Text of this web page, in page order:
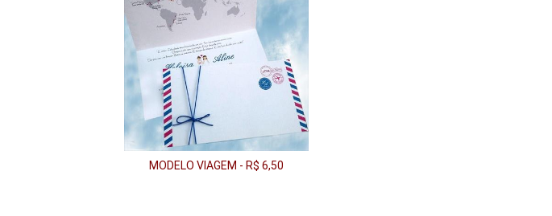
MODELO VIAGEM - R$ 6,50